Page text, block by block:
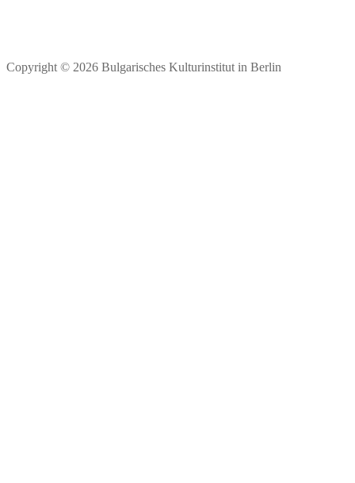
Copyright © 2026 Bulgarisches Kulturinstitut in Berlin